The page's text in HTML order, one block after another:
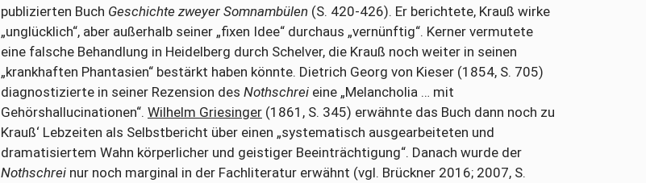
publizierten Buch Geschichte zweyer Somnambülen (S. 420-426). Er berichtete, Krauß wirke
„unglücklich“, aber außerhalb seiner „fixen Idee“ durchaus „vernünftig“. Kerner vermutete
eine falsche Behandlung in Heidelberg durch Schelver, die Krauß noch weiter in seinen
„krankhaften Phantasien“ bestärkt haben könnte. Dietrich Georg von Kieser (1854, S. 705)
diagnostizierte in seiner Rezension des Nothschrei eine „Melancholia … mit
Gehörshallucinationen“. Wilhelm Griesinger (1861, S. 345) erwähnte das Buch dann noch zu
Krauß‘ Lebzeiten als Selbstbericht über einen „systematisch ausgearbeiteten und
dramatisiertem Wahn körperlicher und geistiger Beeinträchtigung“. Danach wurde der
Nothschrei nur noch marginal in der Fachliteratur erwähnt (vgl. Brückner 2016; 2007, S.